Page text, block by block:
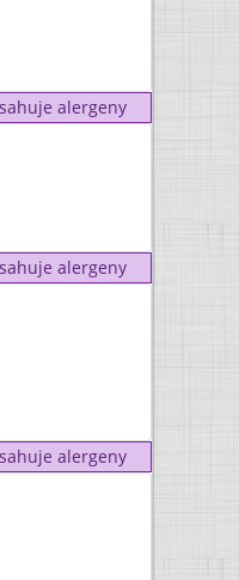
alergeny
alergeny
alergeny